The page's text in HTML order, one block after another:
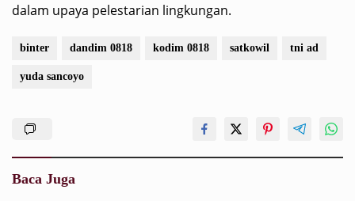
dalam upaya pelestarian lingkungan.
binter dandim 0818 kodim 0818 satkowil tni ad
yuda sancoyo
Baca Juga